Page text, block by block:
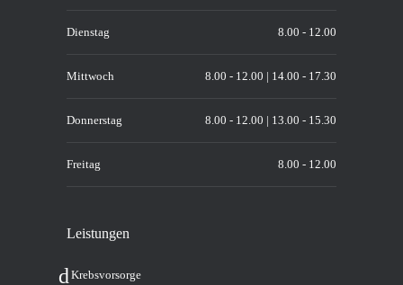
Dienstag 8.00 - 12.00
Mittwoch 8.00 - 12.00 | 14.00 - 17.30
Donnerstag 8.00 - 12.00 | 13.00 - 15.30
Freitag 8.00 - 12.00
Leis­tun­gen
Krebs­vor­sor­ge